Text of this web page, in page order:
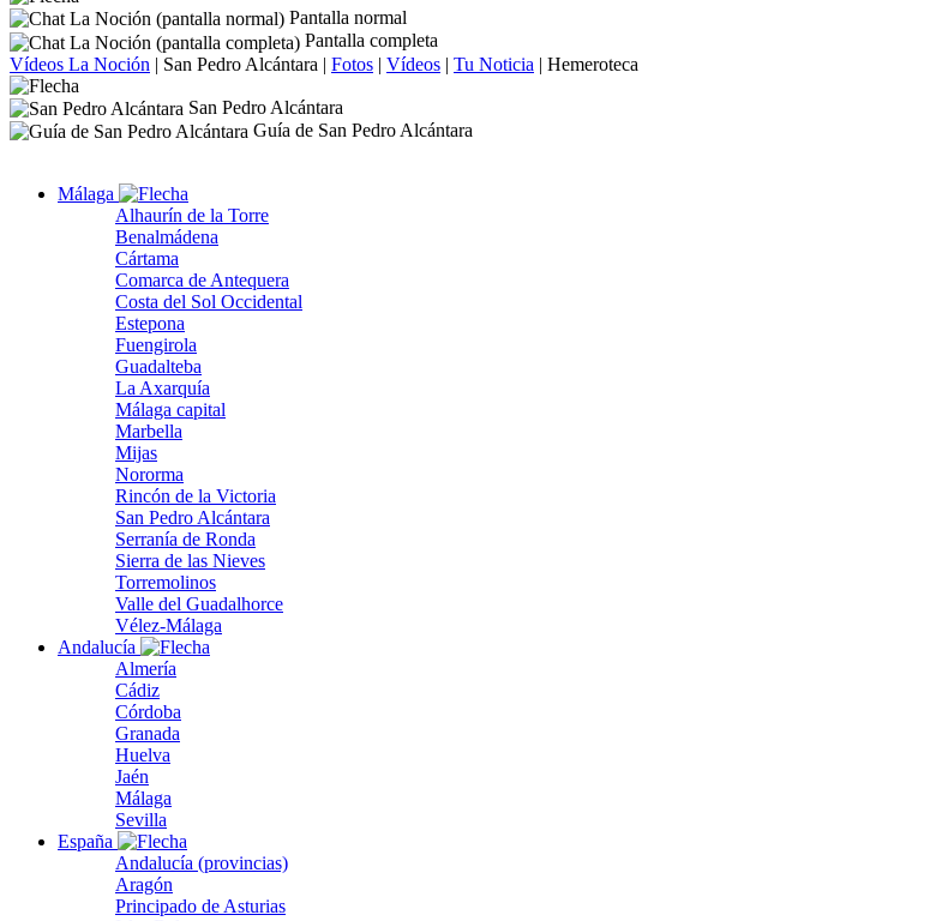
Pantalla normal
Pantalla completa
Vídeos La Noción | San Pedro Alcántara | Fotos | Vídeos | Tu Noticia | Hemeroteca
San Pedro Alcántara
Guía de San Pedro Alcántara
Málaga
Alhaurín de la Torre
Benalmádena
Cártama
Comarca de Antequera
Costa del Sol Occidental
Estepona
Fuengirola
Guadalteba
La Axarquía
Málaga capital
Marbella
Mijas
Nororma
Rincón de la Victoria
San Pedro Alcántara
Serranía de Ronda
Sierra de las Nieves
Torremolinos
Valle del Guadalhorce
Vélez-Málaga
Andalucía
Almería
Cádiz
Córdoba
Granada
Huelva
Jaén
Málaga
Sevilla
España
Andalucía (provincias)
Aragón
Principado de Asturias